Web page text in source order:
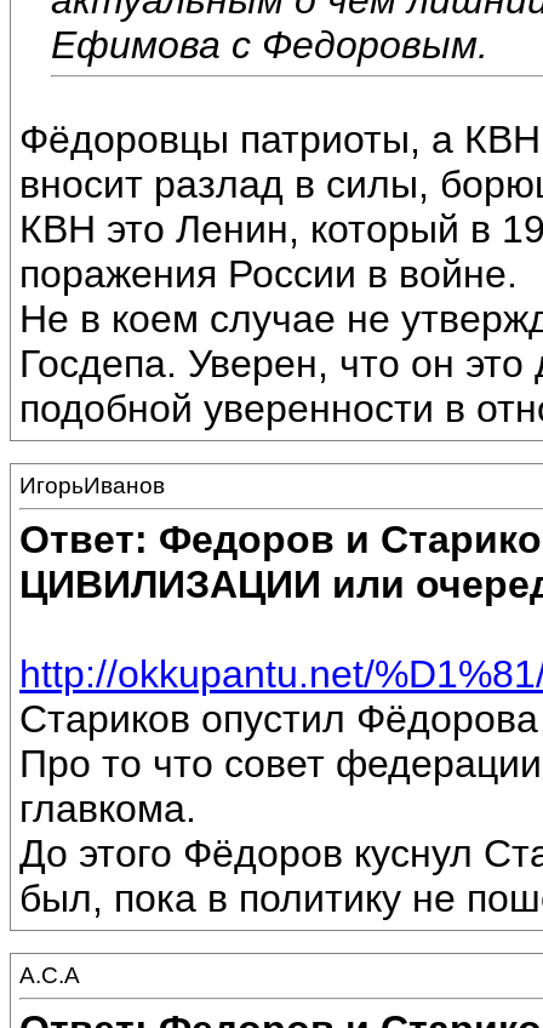
Ефимова с Федоровым.
Фёдоровцы патриоты, а КВН
вносит разлад в силы,
КВН это Ленин, который в
поражения России в войне.
Не в коем случае не
Госдепа. Уверен, что он
подобной уверенности в
ИгорьИванов
Ответ: Федоров и
ЦИВИЛИЗАЦИИ или
http://okkupantu.net/
Стариков опустил
Про то что совет
главкома.
До этого Фёдоров куснул
был, пока в политику не
А.С.А